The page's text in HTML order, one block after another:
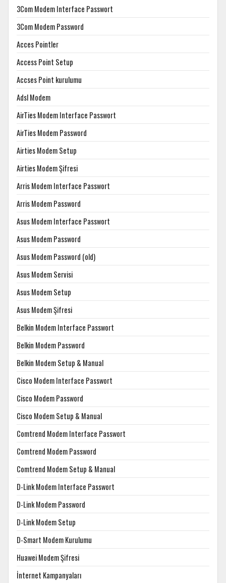
3Com Modem Interface Passwort
3Com Modem Password
Acces Pointler
Access Point Setup
Accses Point kurulumu
Adsl Modem
AirTies Modem Interface Passwort
AirTies Modem Password
Airties Modem Setup
Airties Modem Şifresi
Arris Modem Interface Passwort
Arris Modem Password
Asus Modem Interface Passwort
Asus Modem Password
Asus Modem Password (old)
Asus Modem Servisi
Asus Modem Setup
Asus Modem Şifresi
Belkin Modem Interface Passwort
Belkin Modem Password
Belkin Modem Setup & Manual
Cisco Modem Interface Passwort
Cisco Modem Password
Cisco Modem Setup & Manual
Comtrend Modem Interface Passwort
Comtrend Modem Password
Comtrend Modem Setup & Manual
D-Link Modem Interface Passwort
D-Link Modem Password
D-Link Modem Setup
D-Smart Modem Kurulumu
Huawei Modem Şifresi
İnternet Kampanyaları